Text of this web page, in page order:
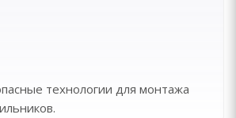
технологии для монтажа